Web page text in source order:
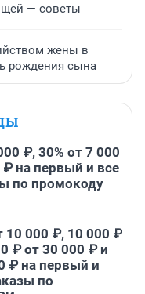
— советы
жены в
рождения сына
₽, 30% от 7 000
₽ на первый и все
по промокоду
10 000 ₽, 10 000 ₽
₽ от 30 000 ₽ и
₽ на первый и
по